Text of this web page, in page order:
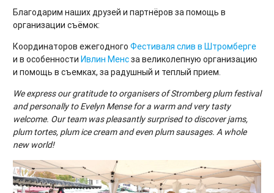
Благодарим наших друзей и партнёров за помощь в
организации съёмок:
Координаторов ежегодного Фестиваля слив в Штромберге
и в особенности Ивлин Менсза великолепную организацию
и помощь в съемках, за радушный и теплый прием.
We express our gratitude to organisers of Stromberg plum festival
and personally to Evelyn Mense for a warm and very tasty
welcome. Our team was pleasantly surprised to discover jams,
plum tortes, plum ice cream and even plum sausages. A whole
new world!